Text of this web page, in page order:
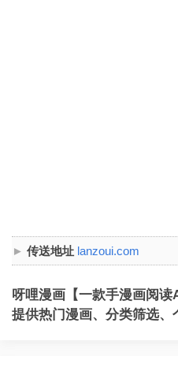
传送地址 lanzoui.com
呀哩漫画【一款手漫画阅读
提供热门漫画、分类筛选、